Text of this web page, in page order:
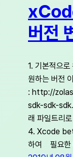
버전
1. 기본적으
원하는 버전
: http://
sdk-sdk-
래 파일트리
4. Xcode
하여 필요한